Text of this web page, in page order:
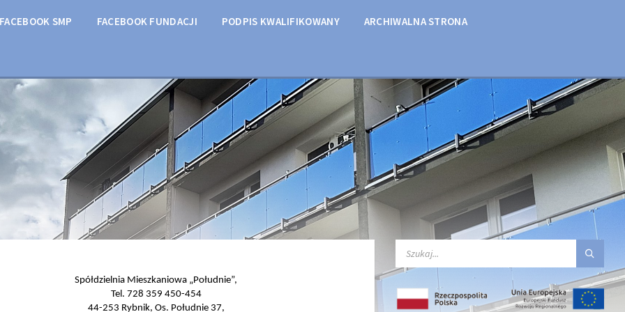
FACEBOOK SMP FACEBOOK FUNDACJI PODPIS KWALIFIKOWANY ARCHIWALNA STRONA
Spółdzielnia Mieszkaniowa „Południe”,
Tel. 728 359 450-454
44-253 Rybnik, Os. Południe 37,